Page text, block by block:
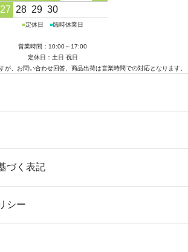
27 28 29 30
■定休日 ■臨時休業日
営業時間：10:00～17:00
定休日：土日 祝日
が、お問い合わせ回答、商品出荷は営業時間での対応となります。
づく表記
シー